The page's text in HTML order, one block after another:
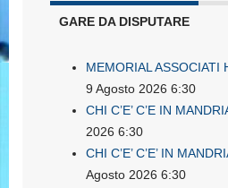
GARE DA DISPUTARE
MEMORIAL ASSOCIATI
9 Agosto 2026 6:30
CHI C’E’ C’E IN
2026 6:30
CHI C’E’ C’E’ IN
Agosto 2026 6:30